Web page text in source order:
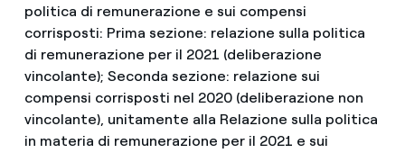
politica di remunerazione e sui compensi
corrisposti: Prima sezione: relazione sulla politica
di remunerazione per il 2021 (deliberazione
vincolante); Seconda sezione: relazione sui
compensi corrisposti nel 2020 (deliberazione non
vincolante), unitamente alla Relazione sulla politica
in materia di remunerazione per il 2021 e sui